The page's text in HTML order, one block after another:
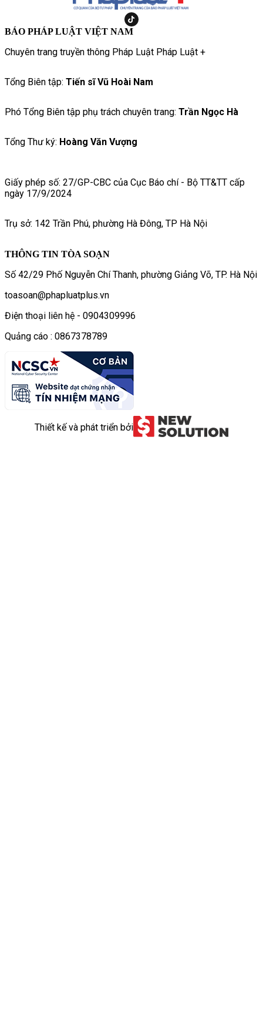
BÁO PHÁP LUẬT VIỆT NAM
Chuyên trang truyền thông Pháp Luật Pháp Luật +
Tổng Biên tập: Tiến sĩ Vũ Hoài Nam
Phó Tổng Biên tập phụ trách chuyên trang: Trần Ngọc Hà
Tổng Thư ký: Hoàng Văn Vượng
Giấy phép số: 27/GP-CBC của Cục Báo chí - Bộ TT&TT cấp
ngày 17/9/2024
Trụ sở: 142 Trần Phú, phường Hà Đông, TP Hà Nội
THÔNG TIN TÒA SOẠN
Số 42/29 Phố Nguyễn Chí Thanh, phường Giảng Võ, TP. Hà Nội
toasoan@phapluatplus.vn
Điện thoại liên hệ - 0904309996
Quảng cáo : 0867378789
Thiết kế và phát triển bởi